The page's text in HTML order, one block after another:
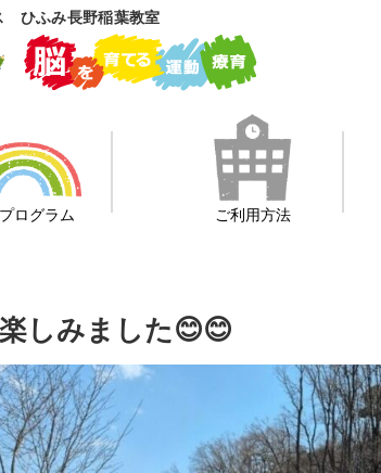
ひふみ長野稲葉教室
ログラム ご利用方法
しみました😊😊